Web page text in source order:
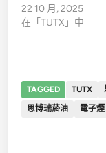
22 10 月, 2025
在「TUTX」中
TAGGED TUTX
思博瑞菸油
電子煙